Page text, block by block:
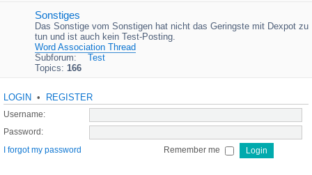
Sonstiges
Das Sonstige vom Sonstigen hat nicht das Geringste mit Dexpot zu
tun und ist auch kein Test-Posting.
Word Association Thread
Subforum:
Test
Topics: 166
LOGIN • REGISTER
Username:
Password:
I forgot my password
Remember me